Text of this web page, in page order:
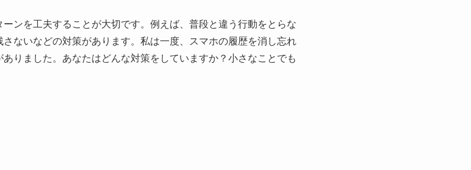
ンを工夫することが大切です。例えば、普段と違う行動をとらな
ないなどの対策があります。私は一度、スマホの履歴を消し忘れ
りました。あなたはどんな対策をしていますか？小さなことでも